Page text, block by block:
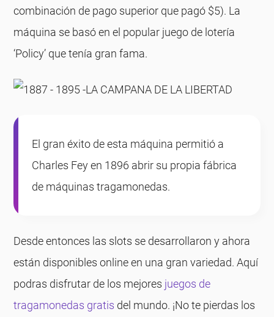
combinación de pago superior que pagó $5). La
máquina se basó en el popular juego de lotería
‘Policy’ que tenía gran fama.
El gran éxito de esta máquina permitió a
Charles Fey en 1896 abrir su propia fábrica
de máquinas tragamonedas.
Desde entonces las slots se desarrollaron y ahora
están disponibles online en una gran variedad. Aquí
podras disfrutar de los mejores juegos de
tragamonedas gratis del mundo. ¡No te pierdas los